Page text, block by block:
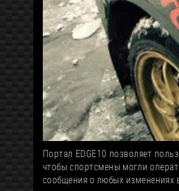
Портал EDGE10 позволяет
чтобы спортсмены могли
сообщения о любых изменениях